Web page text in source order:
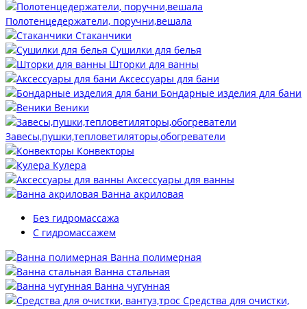
Полотенцедержатели, поручни,вешала
Стаканчики
Сушилки для белья
Шторки для ванны
Аксессуары для бани
Бондарные изделия для бани
Веники
Завесы,пушки,тепловетиляторы,обогреватели
Конвекторы
Кулера
Аксессуары для ванны
Ванна акриловая
Без гидромассажа
С гидромассажем
Ванна полимерная
Ванна стальная
Ванна чугунная
Средства для очистки,